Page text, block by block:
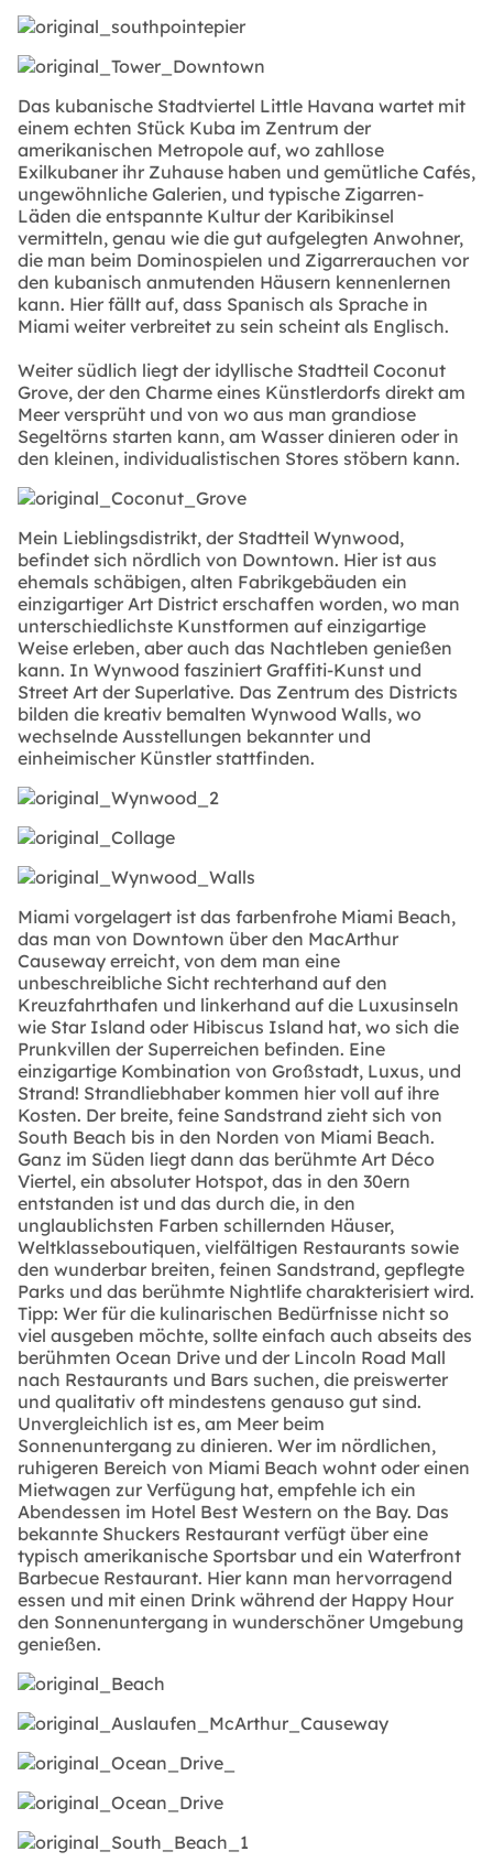
Das kubanische Stadtviertel Little Havana wartet mit
einem echten Stück Kuba im Zentrum der
amerikanischen Metropole auf, wo zahllose
Exilkubaner ihr Zuhause haben und gemütliche Cafés,
ungewöhnliche Galerien, und typische Zigarren-
Läden die entspannte Kultur der Karibikinsel
vermitteln, genau wie die gut aufgelegten Anwohner,
die man beim Dominospielen und Zigarrerauchen vor
den kubanisch anmutenden Häusern kennenlernen
kann. Hier fällt auf, dass Spanisch als Sprache in
Miami weiter verbreitet zu sein scheint als Englisch.
Weiter südlich liegt der idyllische Stadtteil Coconut
Grove, der den Charme eines Künstlerdorfs direkt am
Meer versprüht und von wo aus man grandiose
Segeltörns starten kann, am Wasser dinieren oder in
den kleinen, individualistischen Stores stöbern kann.
Mein Lieblingsdistrikt, der Stadtteil Wynwood,
befindet sich nördlich von Downtown. Hier ist aus
ehemals schäbigen, alten Fabrikgebäuden ein
einzigartiger Art District erschaffen worden, wo man
unterschiedlichste Kunstformen auf einzigartige
Weise erleben, aber auch das Nachtleben genießen
kann. In Wynwood fasziniert Graffiti-Kunst und
Street Art der Superlative. Das Zentrum des Districts
bilden die kreativ bemalten Wynwood Walls, wo
wechselnde Ausstellungen bekannter und
einheimischer Künstler stattfinden.
Miami vorgelagert ist das farbenfrohe Miami Beach,
das man von Downtown über den MacArthur
Causeway erreicht, von dem man eine
unbeschreibliche Sicht rechterhand auf den
Kreuzfahrthafen und linkerhand auf die Luxusinseln
wie Star Island oder Hibiscus Island hat, wo sich die
Prunkvillen der Superreichen befinden. Eine
einzigartige Kombination von Großstadt, Luxus, und
Strand! Strandliebhaber kommen hier voll auf ihre
Kosten. Der breite, feine Sandstrand zieht sich von
South Beach bis in den Norden von Miami Beach.
Ganz im Süden liegt dann das berühmte Art Déco
Viertel, ein absoluter Hotspot, das in den 30ern
entstanden ist und das durch die, in den
unglaublichsten Farben schillernden Häuser,
Weltklasseboutiquen, vielfältigen Restaurants sowie
den wunderbar breiten, feinen Sandstrand, gepflegte
Parks und das berühmte Nightlife charakterisiert wird.
Tipp: Wer für die kulinarischen Bedürfnisse nicht so
viel ausgeben möchte, sollte einfach auch abseits des
berühmten Ocean Drive und der Lincoln Road Mall
nach Restaurants und Bars suchen, die preiswerter
und qualitativ oft mindestens genauso gut sind.
Unvergleichlich ist es, am Meer beim
Sonnenuntergang zu dinieren. Wer im nördlichen,
ruhigeren Bereich von Miami Beach wohnt oder einen
Mietwagen zur Verfügung hat, empfehle ich ein
Abendessen im Hotel Best Western on the Bay. Das
bekannte Shuckers Restaurant verfügt über eine
typisch amerikanische Sportsbar und ein Waterfront
Barbecue Restaurant. Hier kann man hervorragend
essen und mit einen Drink während der Happy Hour
den Sonnenuntergang in wunderschöner Umgebung
genießen.